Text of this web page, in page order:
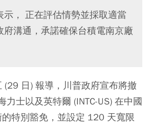
示， 正在評估情勢並採取適當
府溝通，承諾確保台積電南京廠
(29 日) 報導，川普政府宣布將撤
力士以及英特爾 (INTC-US) 在中國
特別豁免，並設定 120 天寬限